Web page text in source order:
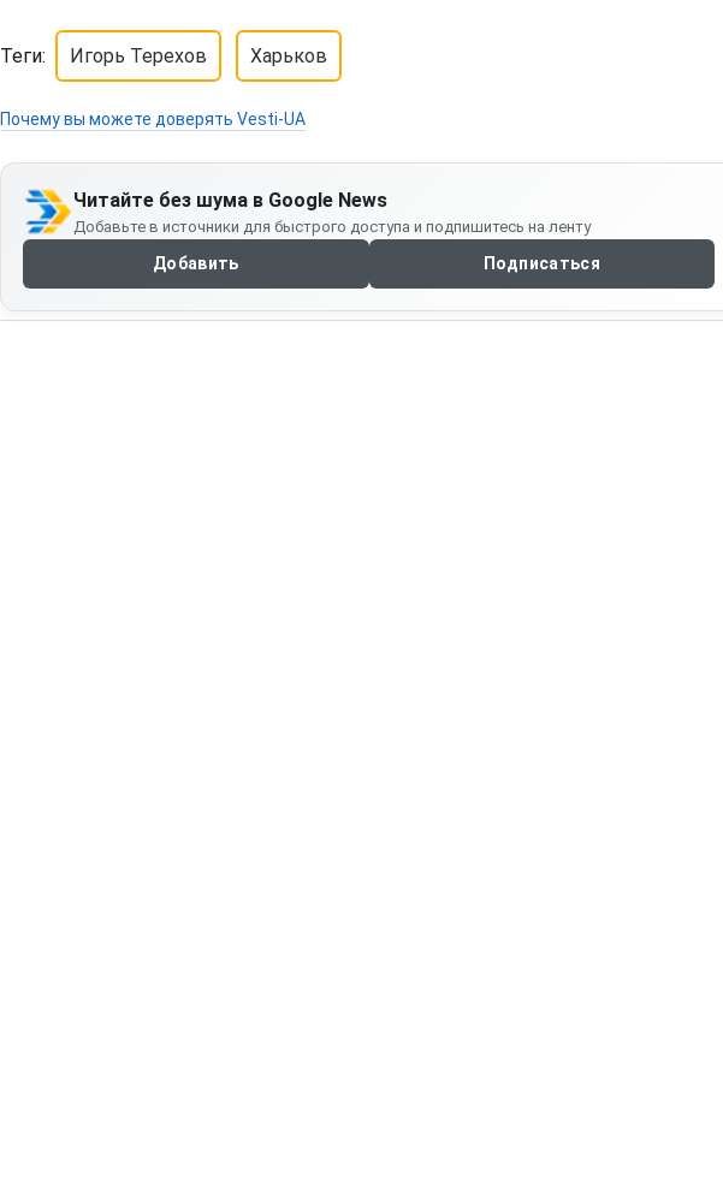
Теги: Игорь Терехов Харьков
Почему вы можете доверять Vesti-UA
Читайте без шума в Google News
Добавьте в источники для быстрого доступа и подпишитесь на ленту
Добавить Подписаться